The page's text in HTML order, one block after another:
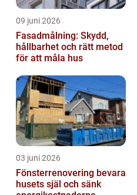
09 juni 2026
Fasadmålning: Skydd,
hållbarhet och rätt metod
för att måla hus
03 juni 2026
Fönsterrenovering bevara
husets själ och sänk